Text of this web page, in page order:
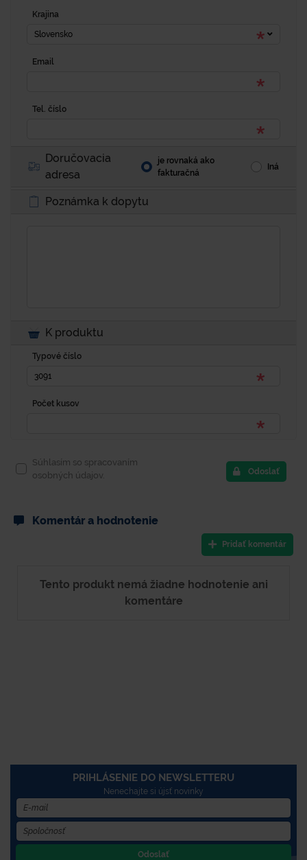
Krajina
Slovensko
Email
Tel. číslo
Doručovacia
adresa
je rovnaká ako
fakturačná
Iná
Poznámka k dopytu
K produktu
Typové číslo
Počet kusov
Súhlasím so spracovaním
osobných údajov.
Odoslať
Komentár a hodnotenie
Pridať komentár
Tento produkt nemá žiadne hodnotenie ani
komentáre
PRIHLÁSENIE DO NEWSLETTERU
Nenechajte si újsť novinky
Odoslať